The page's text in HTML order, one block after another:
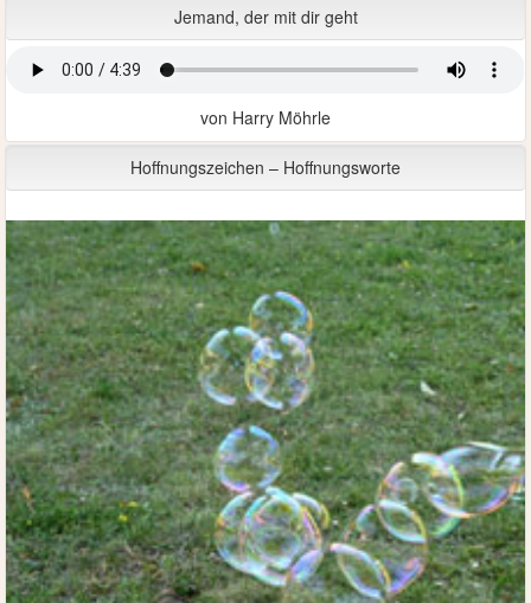
Jemand, der mit dir geht
von Harry Möhrle
Hoffnungszeichen – Hoffnungsworte